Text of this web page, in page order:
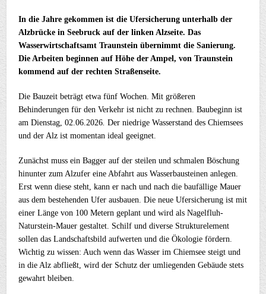
In die Jahre gekommen ist die Ufersicherung unterhalb der
Alzbrücke in Seebruck auf der linken Alzseite. Das
Wasserwirtschaftsamt Traunstein übernimmt die Sanierung.
Die Arbeiten beginnen auf Höhe der Ampel, von Traunstein
kommend auf der rechten Straßenseite.
Die Bauzeit beträgt etwa fünf Wochen. Mit größeren
Behinderungen für den Verkehr ist nicht zu rechnen. Baubeginn ist
am Dienstag, 02.06.2026. Der niedrige Wasserstand des Chiemsees
und der Alz ist momentan ideal geeignet.
Zunächst muss ein Bagger auf der steilen und schmalen Böschung
hinunter zum Alzufer eine Abfahrt aus Wasserbausteinen anlegen.
Erst wenn diese steht, kann er nach und nach die baufällige Mauer
aus dem bestehenden Ufer ausbauen. Die neue Ufersicherung ist mit
einer Länge von 100 Metern geplant und wird als Nagelfluh-
Naturstein-Mauer gestaltet. Schilf und diverse Strukturelement
sollen das Landschaftsbild aufwerten und die Ökologie fördern.
Wichtig zu wissen: Auch wenn das Wasser im Chiemsee steigt und
in die Alz abfließt, wird der Schutz der umliegenden Gebäude stets
gewahrt bleiben.